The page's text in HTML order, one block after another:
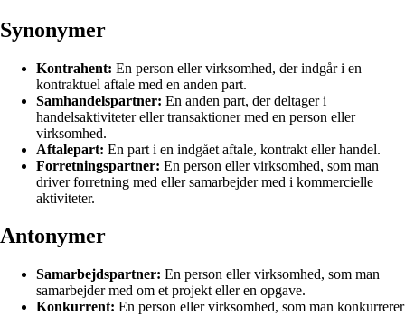
Synonymer
Kontrahent: En person eller virksomhed, der indgår i en
kontraktuel aftale med en anden part.
Samhandelspartner: En anden part, der deltager i
handelsaktiviteter eller transaktioner med en person eller
virksomhed.
Aftalepart: En part i en indgået aftale, kontrakt eller handel.
Forretningspartner: En person eller virksomhed, som man
driver forretning med eller samarbejder med i kommercielle
aktiviteter.
Antonymer
Samarbejdspartner: En person eller virksomhed, som man
samarbejder med om et projekt eller en opgave.
Konkurrent: En person eller virksomhed, som man konkurrerer